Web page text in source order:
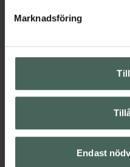
Marknadsföring
Endast
med oss.
Kundservice
Kontakta oss
Hitta apotek
Leverans, betalning och retur
Sajtens tillgänglighet